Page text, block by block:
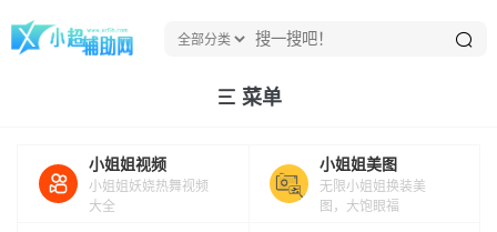
菜单
小姐姐视频
小姐姐妖娆热舞视频
大全
小姐姐美图
无限小姐姐换装美
图，大饱眼福